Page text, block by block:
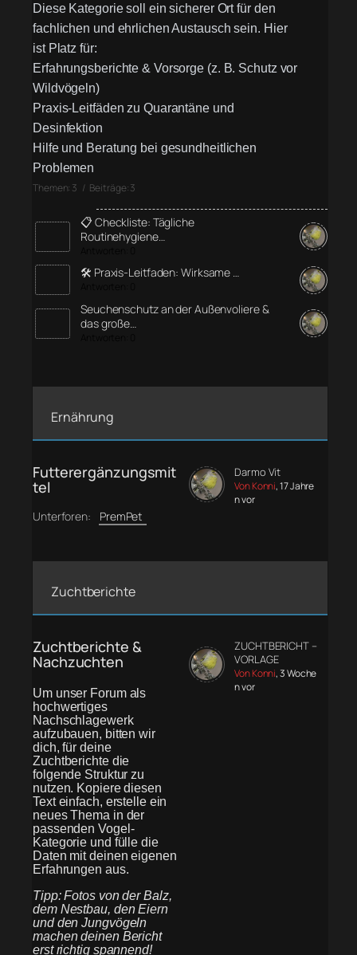
Diese Kategorie soll ein sicherer Ort für den
fachlichen und ehrlichen Austausch sein. Hier
ist Platz für:
Erfahrungsberichte & Vorsorge (z. B. Schutz vor
Wildvögeln)
Praxis-Leitfäden zu Quarantäne und
Desinfektion
Hilfe und Beratung bei gesundheitlichen
Problemen
Themen: 3 / Beiträge: 3
📋 Checkliste: Tägliche
Routinehygiene…
🛠️ Praxis-Leitfaden: Wirksame …
Seuchenschutz an der Außenvoliere &
das große…
Ernährung
Futterergänzungsmit
tel
Unterforen: PremPet
Darmo Vit
Von Konni, 17 Jahre
n vor
Zuchtberichte
Zuchtberichte &
Nachzuchten
Um unser Forum als
hochwertiges
Nachschlagewerk
aufzubauen, bitten wir
dich, für deine
Zuchtberichte die
folgende Struktur zu
nutzen. Kopiere diesen
Text einfach, erstelle ein
neues Thema in der
passenden Vogel-
Kategorie und fülle die
Daten mit deinen eigenen
Erfahrungen aus.
Tipp: Fotos von der Balz,
dem Nestbau, den Eiern
und den Jungvögeln
machen deinen Bericht
erst richtig spannend!
ZUCHTBERICHT –
VORLAGE
Von Konni, 3 Woche
n vor